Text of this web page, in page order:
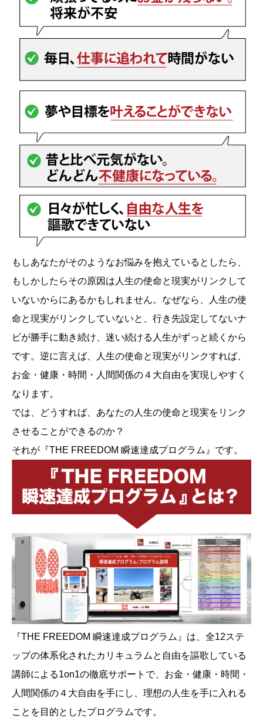
もしあなたがそのようなお悩みを抱えているとしたら、
もしかしたらその原因は人生の使命と現実がリンクして
いないからにあるかもしれません。なぜなら、人生の使
命と現実がリンクしていないと、行き先設定してないナ
ビが勝手に動き続け、迷い続ける人生がずっと続くから
です。逆に言えば、人生の使命と現実がリンクすれば、
お金・健康・時間・人間関係の４大自由を実現しやすく
なります。
では、どうすれば、あなたの人生の使命と現実をリンク
させることができるのか？
それが『THE FREEDOM 瞬速達成プログラム』です。
『THE FREEDOM 瞬速達成プログラム』は、全12ステ
ップの体系化されたカリキュラムと自由を謳歌している
講師による1on1の徹底サポートで、お金・健康・時間・
人間関係の４大自由を手にし、理想の人生を手に入れる
ことを目的としたプログラムです。